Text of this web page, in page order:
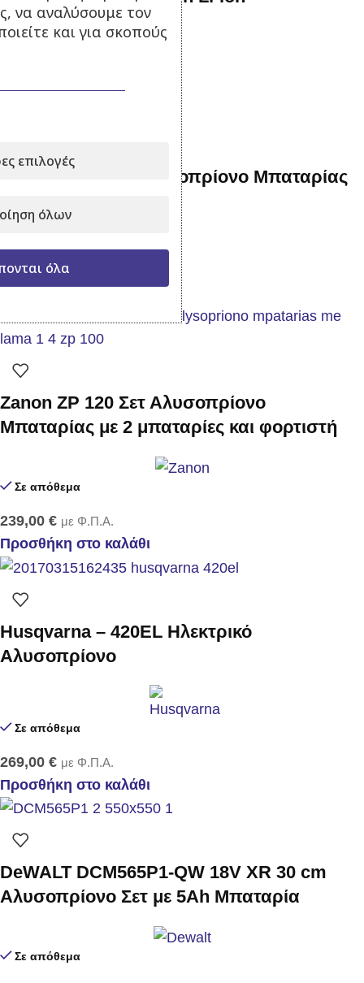
Σε απόθεμα
Προσθήκη στο καλάθι
Επαγγελματικό Αλυσοπρίονο Μπαταρίας
210,00€ με Φ.Π.Α.
Zanon ZP 120 Σετ Αλυσοπρίονο
Μπαταρίας με 2 μπαταρίες και φορτιστή
Σε απόθεμα
239,00 € με Φ.Π.Α.
Προσθήκη στο καλάθι
Husqvarna – 420EL Ηλεκτρικό
Αλυσοπρίονο
Σε απόθεμα
269,00 € με Φ.Π.Α.
Προσθήκη στο καλάθι
DeWALT DCM565P1-QW 18V XR 30 cm
Αλυσοπρίονο Σετ με 5Ah Μπαταρία
Σε απόθεμα
να αναλύσουμε τον
και για σκοπούς
επιλογές
όλων
όλα